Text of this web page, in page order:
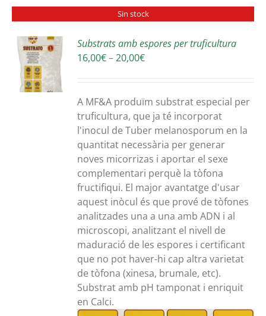
Sin stock
Substrats amb espores per truficultura
16,00€–20,00€Interval
16,00€
a
20,00€
A MF&A produïm substrat especial per
truficultura, que ja té incorporat
l'inocul de Tuber melanosporum en la
quantitat necessària per generar
noves micorrizas i aportar el sexe
complementari perquè la tòfona
fructifiqui. El major avantatge d'usar
aquest inòcul és que prové de tòfones
analitzades una a una amb ADN i al
microscopi, analitzant el nivell de
maduració de les espores i certificant
que no pot haver-hi cap altra varietat
de tòfona (xinesa, brumale, etc).
Substrat amb pH tamponat i enriquit
en Calci.